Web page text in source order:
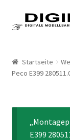
Zur Navigation
Springe zum
Produkte
LokLift
Startseite
Peco E399
E399